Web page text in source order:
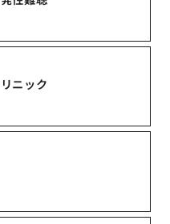
ニック